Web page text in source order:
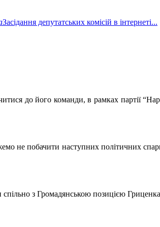
Засідання депутатських комісій в інтернеті...
до його команди, в рамках партії
не побачити наступних політичних
з Громадянською позицією